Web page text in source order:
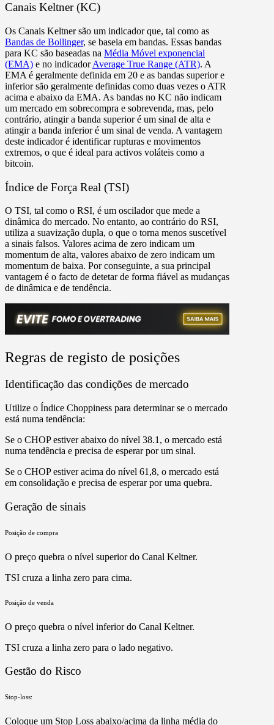
Canais Keltner (KC)
Os Canais Keltner são um indicador que, tal como as
Bandas de Bollinger, se baseia em bandas. Essas bandas
para KC são baseadas na Média Móvel exponencial
(EMA) e no indicadorAverage True Range (ATR). A
EMA é geralmente definida em 20 e as bandas superior e
inferior são geralmente definidas como duas vezes o ATR
acima e abaixo da EMA. As bandas no KC não indicam
um mercado em sobrecompra e sobrevenda, mas, pelo
contrário, atingir a banda superior é um sinal de alta e
atingir a banda inferior é um sinal de venda. A vantagem
deste indicador é identificar rupturas e movimentos
extremos, o que é ideal para activos voláteis como a
bitcoin.
Índice de Força Real (TSI)
O TSI, tal como o RSI, é um oscilador que mede a
dinâmica do mercado. No entanto, ao contrário do RSI,
utiliza a suavização dupla, o que o torna menos suscetível
a sinais falsos. Valores acima de zero indicam um
momentum de alta, valores abaixo de zero indicam um
momentum de baixa. Por conseguinte, a sua principal
vantagem é o facto de detetar de forma fiável as mudanças
de dinâmica e de tendência.
Regras de registo de posições
Identificação das condições de mercado
Utilize o Índice Choppiness para determinar se o mercado
está numa tendência:
Se o CHOP estiver abaixo do nível 38.1, o mercado está
numa tendência e precisa de esperar por um sinal.
Se o CHOP estiver acima do nível 61,8, o mercado está
em consolidação e precisa de esperar por uma quebra.
Geração de sinais
Posição de compra
O preço quebra o nível superior do Canal Keltner.
TSI cruza a linha zero para cima.
Posição de venda
O preço quebra o nível inferior do Canal Keltner.
TSI cruza a linha zero para o lado negativo.
Gestão do Risco
Stop-loss:
Coloque um Stop Loss abaixo/acima da linha média do